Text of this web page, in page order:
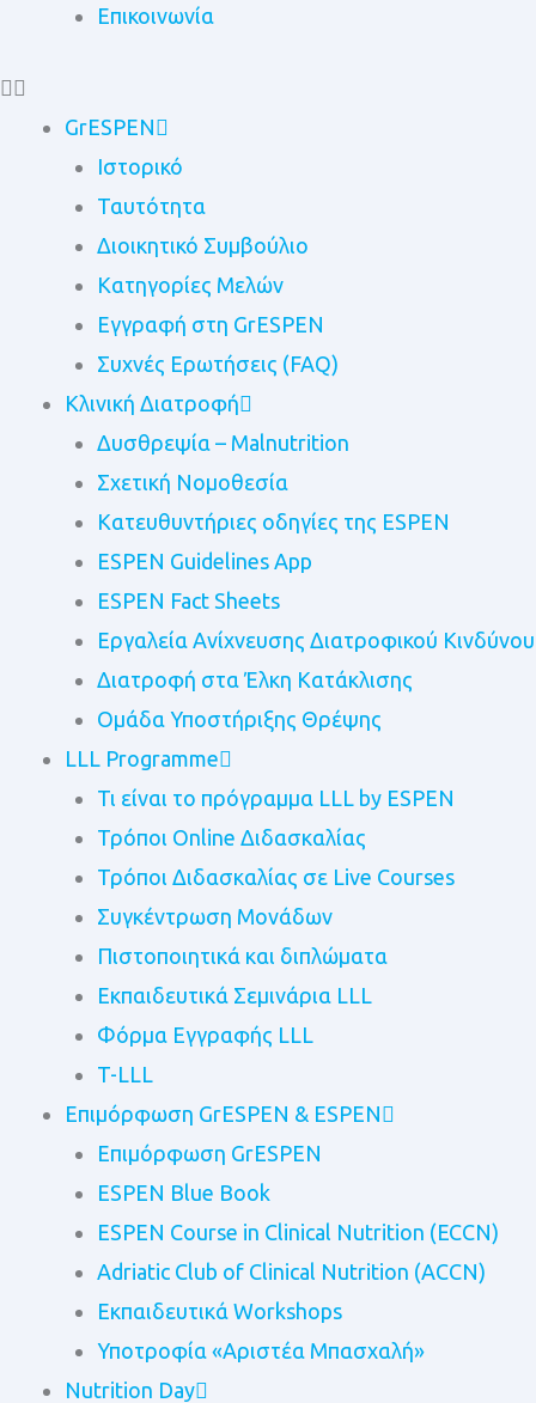
Επικοινωνία
GrESPEN
Ιστορικό
Ταυτότητα
Διοικητικό Συμβούλιο
Kατηγορίες Μελών
Εγγραφή στη GrESPEN
Συχνές Ερωτήσεις (FAQ)
Κλινική Διατροφή
Δυσθρεψία – Malnutrition
Σχετική Νομοθεσία
Κατευθυντήριες οδηγίες της ESPEN
ESPEN Guidelines App
ESPEN Fact Sheets
Εργαλεία Ανίχνευσης Διατροφικού Κινδύνου
Διατροφή στα Έλκη Κατάκλισης
Ομάδα Υποστήριξης Θρέψης
LLL Programme
Τι είναι το πρόγραμμα LLL by ESPEN
Τρόποι Online Διδασκαλίας
Τρόποι Διδασκαλίας σε Live Courses
Συγκέντρωση Μονάδων
Πιστοποιητικά και διπλώματα
Eκπαιδευτικά Σεμινάρια LLL
Φόρμα Εγγραφής LLL
T-LLL
Επιμόρφωση GrESPEN & ESPEN
Επιμόρφωση GrESPEN
ESPEN Blue Book
ESPEN Course in Clinical Nutrition (ECCN)
Adriatic Club of Clinical Nutrition (ACCN)
Εκπαιδευτικά Workshops
Υποτροφία «Αριστέα Μπασχαλή»
Nutrition Day